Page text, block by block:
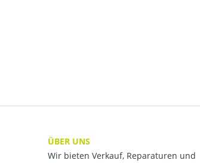
ÜBER UNS
Wir bieten Verkauf, Reparaturen und